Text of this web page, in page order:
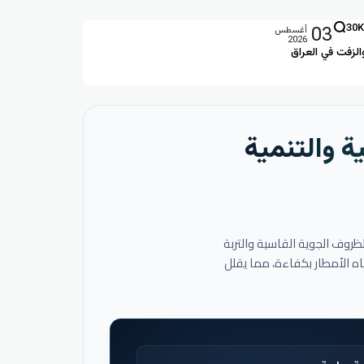
في العراق
30K
03 أغسطس
2026
والتنمية
الجوية القاسية والتربة
الأمطار بكفاءة، مما يقلل